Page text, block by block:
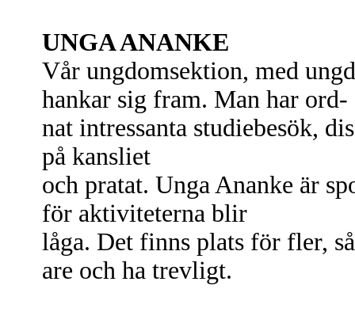
UNGA ANANKE
Vår ungdomsektion, med
hankar sig fram. Man har ord-
nat intressanta studiebesök,
på kansliet
och pratat. Unga Ananke är
för aktiviteterna blir
låga. Det finns plats för fler,
are och ha trevligt.